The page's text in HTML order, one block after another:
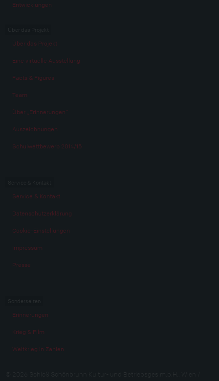
Entwicklungen
Über das Projekt
Eine virtuelle Ausstellung
Facts & Figures
Team
Über „Erinnerungen“
Auszeichnungen
Schulwettbewerb 2014/15
Service & Kontakt
Datenschutzerklärung
Cookie-Einstellungen
Impressum
Presse
Erinnerungen
Krieg & Film
Weltkrieg in Zahlen